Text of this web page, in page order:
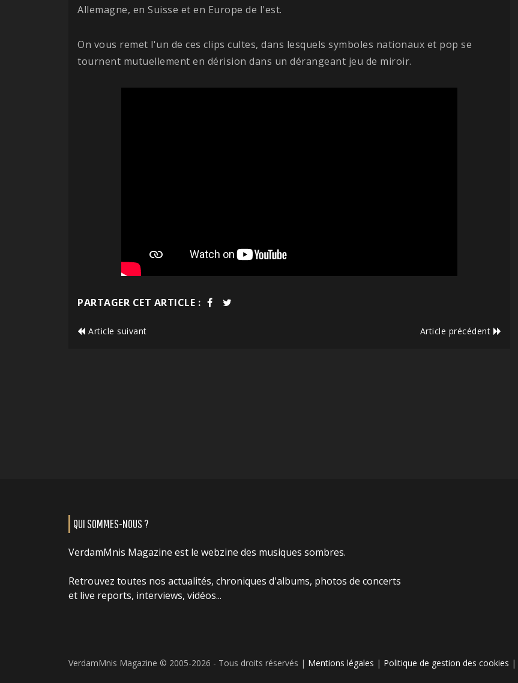
Allemagne, en Suisse et en Europe de l'est.
On vous remet l'un de ces clips cultes, dans lesquels symboles nationaux et pop se
tournent mutuellement en dérision dans un dérangeant jeu de miroir.
PARTAGER CET ARTICLE :
Article suivant Article précédent
QUI SOMMES-NOUS ?
VerdamMnis Magazine est le webzine des musiques sombres.
Retrouvez toutes nos actualités, chroniques d'albums, photos de concerts
et live reports, interviews, vidéos...
VerdamMnis Magazine © 2005-2026 - Tous droits réservés | Mentions légales | Politique de gestion des cookies |